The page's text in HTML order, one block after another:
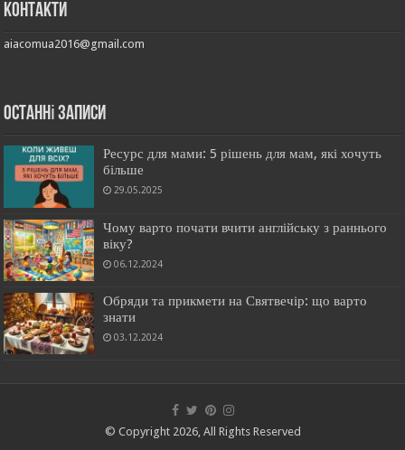
Контакти
aiacomua2016@gmail.com
останні записи
Ресурс для мами: 5 рішень для мам, які хочуть
більше
29.05.2025
Чому варто почати вчити англійську з раннього
віку?
06.12.2024
Обряди та прикмети на Святвечір: що варто
знати
03.12.2024
© Copyright 2026, All Rights Reserved